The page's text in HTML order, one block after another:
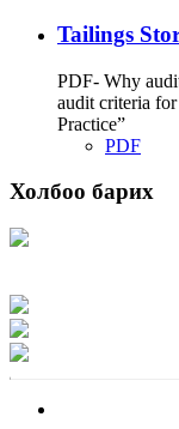
Tailings
PDF- Why
audit criteria
Practice”
PDF
Холбоо барих